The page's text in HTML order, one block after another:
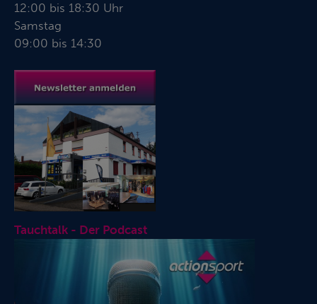
12:00 bis 18:30 Uhr
Samstag
09:00 bis 14:30
Tauchtalk - Der Podcast